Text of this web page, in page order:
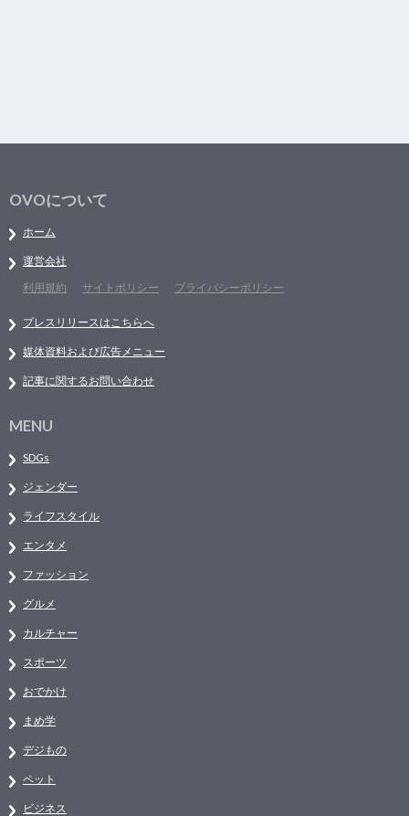
OVOについて
ホーム
運営会社
利用規約
サイトポリシー プライバシーポリシー
プレスリリースはこちらへ
媒体資料および広告メニュー
記事に関するお問い合わせ
MENU
SDGs
ジェンダー
ライフスタイル
エンタメ
ファッション
グルメ
カルチャー
スポーツ
おでかけ
まめ学
デジもの
ペット
ビジネス